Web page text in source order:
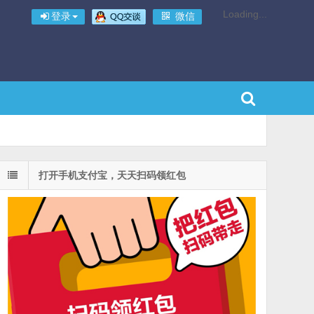
登录 微信 Loading...
打开手机支付宝，天天扫码领红包